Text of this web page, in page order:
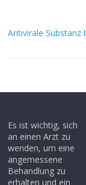
Antivirale Substanz
Es ist wichtig, sich
an einen Arzt zu
wenden, um eine
angemessene
Behandlung zu
erhalten und ein